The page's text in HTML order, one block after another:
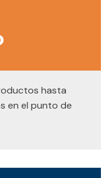
hasta
en el punto de